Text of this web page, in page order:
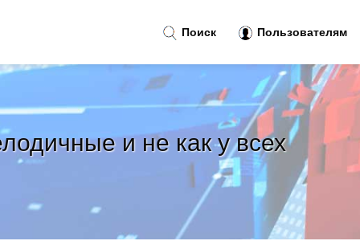
и не как у всех
Поиск Пользователям